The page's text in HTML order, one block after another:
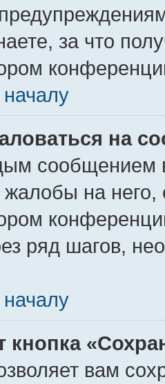
за что
на
сообщением
жалобы на
ряд шагов,
кнопка
вам